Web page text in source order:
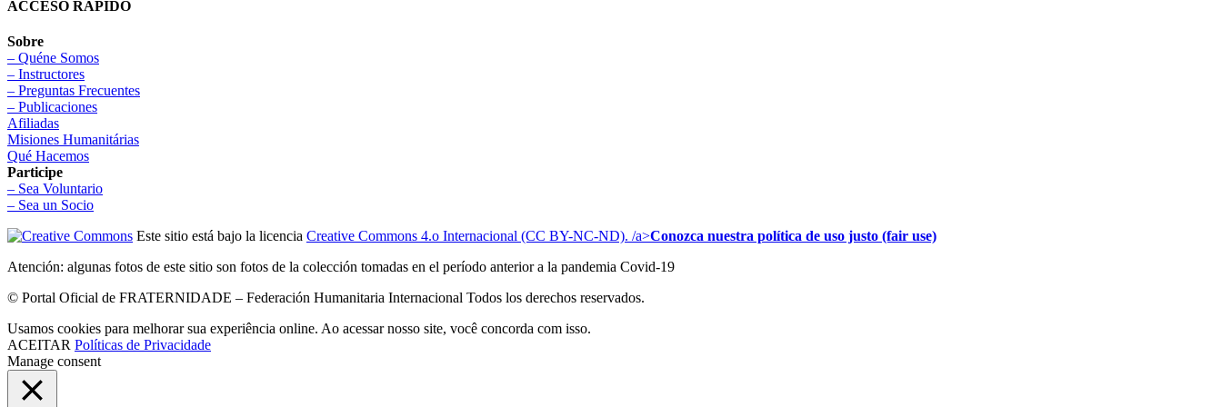
ACCESO RÁPIDO
Sobre
– Quéne Somos
– Instructores
– Preguntas Frecuentes
– Publicaciones
Afiliadas
Misiones Humanitárias
Qué Hacemos
Participe
– Sea Voluntario
– Sea un Socio
Este sitio está bajo la licencia Creative Commons 4.o Internacional (CC BY-NC-ND). /a>Conozca nuestra política de uso justo (fair use)
Atención: algunas fotos de este sitio son fotos de la colección tomadas en el período anterior a la pandemia Covid-19
© Portal Oficial de FRATERNIDADE – Federación Humanitaria Internacional Todos los derechos reservados.
Usamos cookies para melhorar sua experiência online. Ao acessar nosso site, você concorda com isso.
ACEITAR Políticas de Privacidade
Manage consent